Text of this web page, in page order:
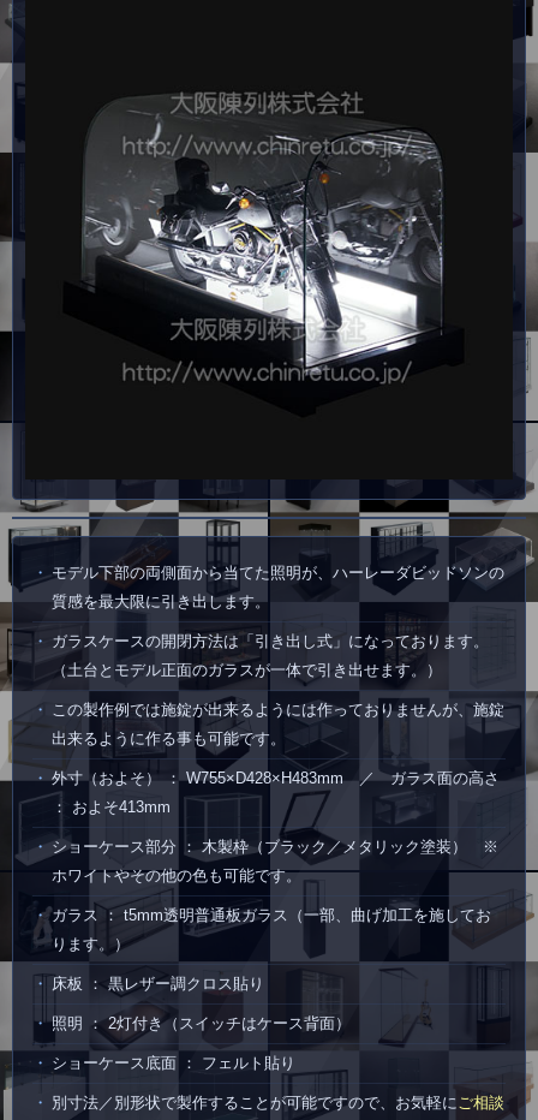
モデル下部の両側面から当てた照明が、ハーレーダビッドソンの
質感を最大限に引き出します。
ガラスケースの開閉方法は「引き出し式」になっております。
（土台とモデル正面のガラスが一体で引き出せます。）
この製作例では施錠が出来るようには作っておりませんが、施錠
出来るように作る事も可能です。
外寸（およそ） ： W755×D428×H483mm ／ ガラス面の高さ
： およそ413mm
ショーケース部分 ： 木製枠（ブラック／メタリック塗装） ※
ホワイトやその他の色も可能です。
ガラス ： t5mm透明普通板ガラス（一部、曲げ加工を施してお
ります。）
床板 ： 黒レザー調クロス貼り
照明 ： 2灯付き（スイッチはケース背面）
ショーケース底面 ： フェルト貼り
別寸法／別形状で製作することが可能ですので、お気軽にご相談